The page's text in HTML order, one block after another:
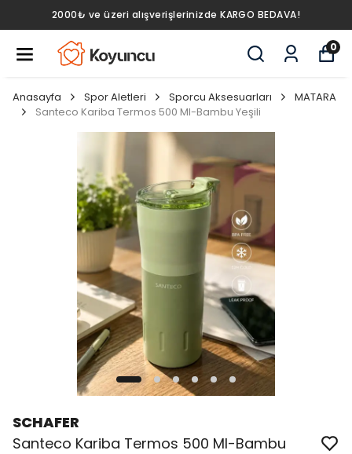
2000₺ ve üzeri alışverişlerinizde KARGO BEDAVA!
0
Anasayfa Spor Aletleri Sporcu Aksesuarları
MATARA
Santeco Kariba Termos 500 Ml-Bambu Yeşili
SCHAFER
Santeco Kariba Termos 500 Ml-Bambu